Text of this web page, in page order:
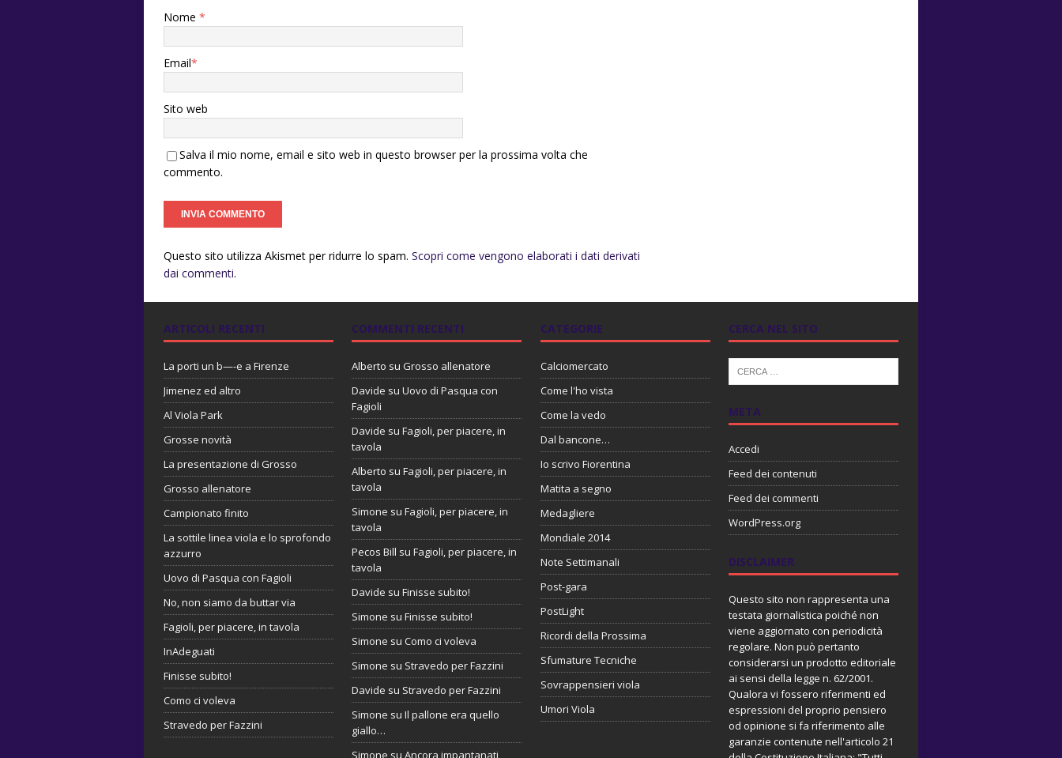
Nome *
Email*
Sito web
Salva il mio nome, email e sito web in questo browser per la prossima volta che
commento.
Questo sito utilizza Akismet per ridurre lo spam. Scopri come vengono elaborati i dati derivati
dai commenti.
ARTICOLI RECENTI
La porti un b—-e a Firenze
Jimenez ed altro
Al Viola Park
Grosse novità
La presentazione di Grosso
Grosso allenatore
Campionato finito
La sottile linea viola e lo sprofondo
azzurro
Uovo di Pasqua con Fagioli
No, non siamo da buttar via
Fagioli, per piacere, in tavola
InAdeguati
Finisse subito!
Como ci voleva
Stravedo per Fazzini
COMMENTI RECENTI
Alberto su Grosso allenatore
Davide suUovo di Pasqua con
Fagioli
Davide suFagioli, per piacere, in
tavola
Alberto suFagioli, per piacere, in
tavola
Simone suFagioli, per piacere, in
tavola
Pecos Bill suFagioli, per piacere, in
tavola
Davide suFinisse subito!
Simone suFinisse subito!
Simone suComo ci voleva
Simone su Stravedo per Fazzini
Davide su Stravedo per Fazzini
Simone suIl pallone era quello
giallo…
Simone suAncora impantanati
CATEGORIE
Calciomercato
Come l'ho vista
Come la vedo
Dal bancone…
Io scrivo Fiorentina
Matita a segno
Medagliere
Mondiale 2014
Note Settimanali
Post-gara
PostLight
Ricordi della Prossima
Sfumature Tecniche
Sovrappensieri viola
Umori Viola
CERCA NEL SITO
META
Accedi
Feed dei contenuti
Feed dei commenti
WordPress.org
DISCLAIMER
Questo sito non rappresenta una
testata giornalistica poiché non
viene aggiornato con periodicità
regolare. Non può pertanto
considerarsi un prodotto editoriale
ai sensi della legge n. 62/2001.
Qualora vi fossero riferimenti ed
espressioni del proprio pensiero
od opinione si fa riferimento alle
garanzie contenute nell'articolo 21